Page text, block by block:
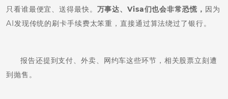
只看谁最便宜、送得最快。 万事达、Visa们也会非常恐慌， 因为
AI发现传统的刷卡手续费太笨重，直接通过算法绕过了银行。
报告还提到支付、外卖、网约车这些环节，相关股票立刻遭
到抛售。